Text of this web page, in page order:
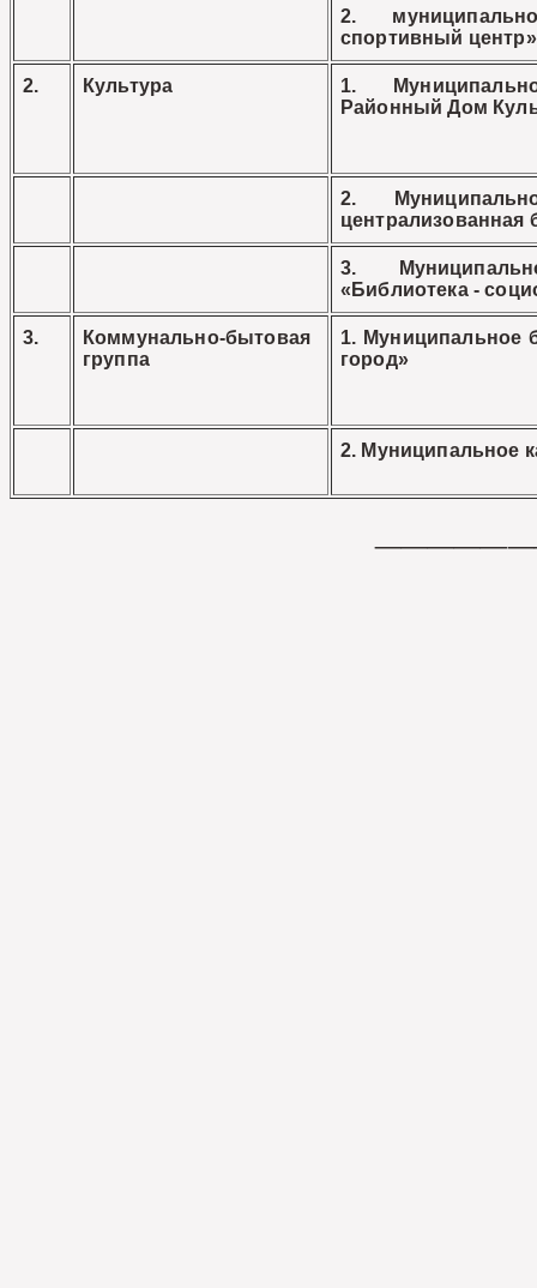
2.
спортивный центр»
2. Культура
1.
Районный Дом
2.
централизованная
3.
«Библиотека -
3.
Коммунально-бытовая
группа
1. Муниципальное
город»
2. Муниципальное